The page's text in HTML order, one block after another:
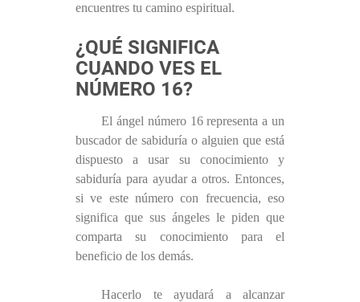
encuentres tu camino espiritual.
¿QUÉ SIGNIFICA
CUANDO VES EL
NÚMERO 16?
El ángel número 16 representa a un
buscador de sabiduría o alguien que está
dispuesto a usar su conocimiento y
sabiduría para ayudar a otros. Entonces,
si ve este número con frecuencia, eso
significa que sus ángeles le piden que
comparta su conocimiento para el
beneficio de los demás.
Hacerlo te ayudará a alcanzar